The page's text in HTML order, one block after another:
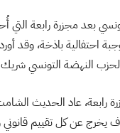
بعد مجزرة رابعة التي
باذخة، وقد
لحزب النهضة التونسي
رابعة، عاد الحديث
يخرج عن كل تقييم